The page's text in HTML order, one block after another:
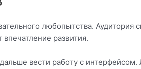
любопытства. Аудитория
развития.
вести работу с